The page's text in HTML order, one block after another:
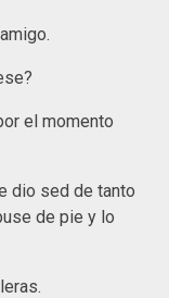
el momento
dio sed de tanto
de pie y lo